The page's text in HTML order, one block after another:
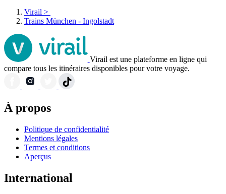
Virail >
Trains München - Ingolstadt
Virail est une plateforme en ligne qui
compare tous les itinéraires disponibles pour votre voyage.
À propos
Politique de confidentialité
Mentions légales
Termes et conditions
Aperçus
International